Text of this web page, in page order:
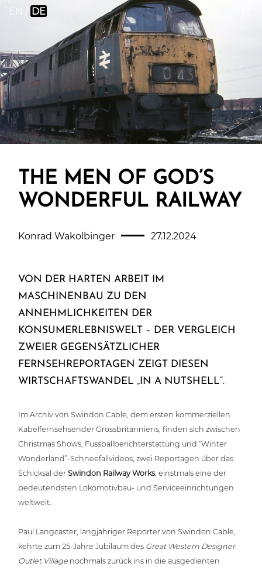
EN DE
THE MEN OF GOD’S
WONDERFUL RAILWAY
Konrad Wakolbinger 27.12.2024
VON DER HARTEN ARBEIT IM
MASCHINENBAU ZU DEN
ANNEHMLICHKEITEN DER
KONSUMERLEBNISWELT – DER VERGLEICH
ZWEIER GEGENSÄTZLICHER
FERNSEHREPORTAGEN ZEIGT DIESEN
WIRTSCHAFTSWANDEL „IN A NUTSHELL“.
Im Archiv von Swindon Cable, dem ersten kom­mer­zi­el­len
Kabel­fern­seh­sen­der Gross­bri­tan­ni­ens, finden sich zwischen
Christmas Shows, Fuss­ball­be­richt­erstat­tung und “Winter
Wonderland”-Schneefallvideos, zwei Repor­ta­gen über das
Schicksal derSwindon Railway Works, einstmals eine der
bedeu­tends­ten Loko­mo­tiv­bau- und Ser­vice­ein­rich­tun­gen
weltweit.
Paul Lang­cas­ter, lang­jäh­ri­ger Reporter von Swindon Cable,
kehrte zum 25-Jahre Jubiläum des Great Western Designer
Outlet Village nochmals zurück ins in die aus­ge­dien­ten